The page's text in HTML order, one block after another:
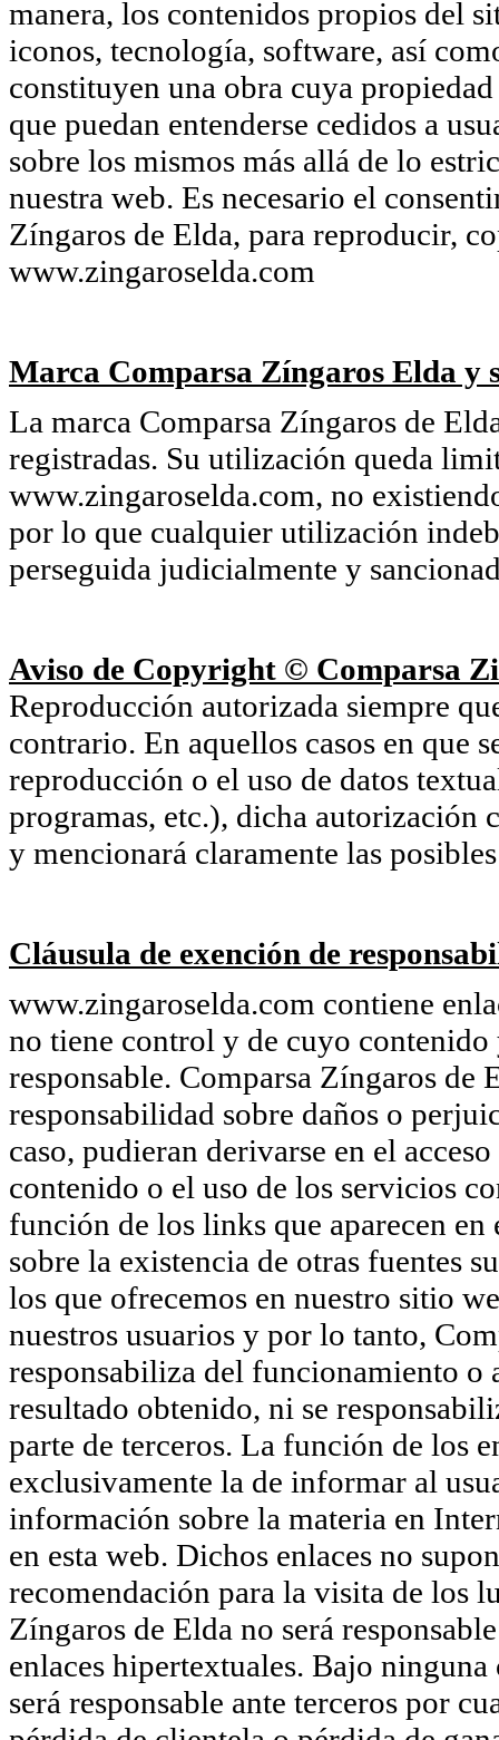
manera, los contenidos propios del
iconos, tecnología, software, así
constituyen una obra cuya
que puedan entenderse cedidos a
sobre los mismos más allá de lo
nuestra web. Es necesario el
Zíngaros de Elda, para reproducir,
www.zingaroselda.com
Marca Comparsa Zíngaros Elda y
La marca Comparsa Zíngaros de
registradas. Su utilización queda
www.zingaroselda.com, no
por lo que cualquier utilización
perseguida judicialmente y
Aviso de Copyright © Comparsa
Reproducción autorizada siempre
contrario. En aquellos casos en que
reproducción o el uso de datos
programas, etc.), dicha autorización
y mencionará claramente las
Cláusula de exención de
www.zingaroselda.com contiene
no tiene control y de cuyo
responsable. Comparsa Zíngaros de
responsabilidad sobre daños o
caso, pudieran derivarse en el
contenido o el uso de los servicios
función de los links que aparecen
sobre la existencia de otras fuentes
los que ofrecemos en nuestro sitio
nuestros usuarios y por lo tanto,
responsabiliza del funcionamiento o
resultado obtenido, ni se
parte de terceros. La función de los
exclusivamente la de informar al
información sobre la materia en
en esta web. Dichos enlaces no
recomendación para la visita de los
Zíngaros de Elda no será
enlaces hipertextuales. Bajo
será responsable ante terceros por